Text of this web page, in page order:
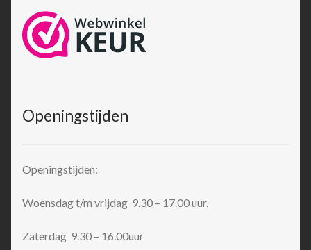
Openingstijden
Openingstijden:
Woensdag t/m vrijdag 9.30 – 17.00 uur.
Zaterdag 9.30 – 16.00uur